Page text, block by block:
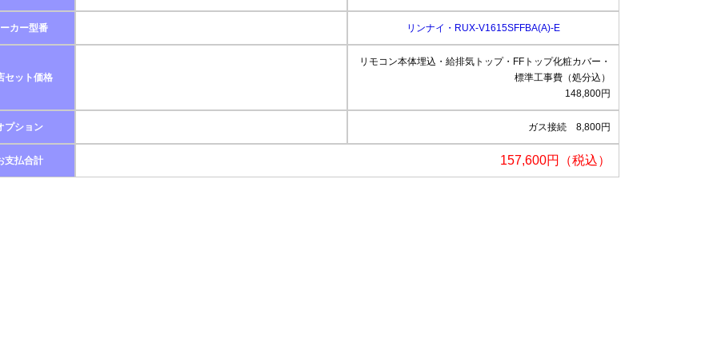
カー型番 リンナイ・RUX-V1615SFFBA(A)-E
セット価格
リモコン本体埋込・給排気トップ・FFトップ化粧カバー・
標準工事費（処分込）
148,800円
プション ガス接続 8,800円
支払合計 157,600円（税込）